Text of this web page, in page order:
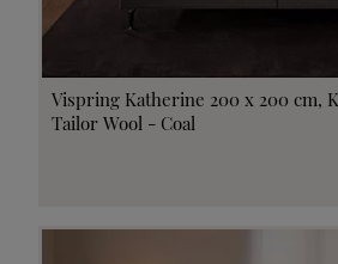
Vispring Katherine 200 x 200 cm,
Tailor Wool - Coal